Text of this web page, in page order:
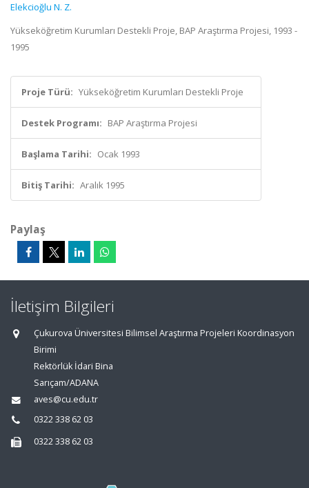
Elekcioğlu N. Z.
Yükseköğretim Kurumları Destekli Proje, BAP Araştırma Projesi, 1993 -
1995
Proje Türü: Yükseköğretim Kurumları Destekli Proje
Destek Programı: BAP Araştırma Projesi
Başlama Tarihi: Ocak 1993
Bitiş Tarihi: Aralık 1995
Paylaş
İletişim Bilgileri
Çukurova Üniversitesi Bilimsel Araştırma Projeleri Koordinasyon
Birimi
Rektörlük İdari Bina
Sarıçam/ADANA
aves@cu.edu.tr
0322 338 62 03
0322 338 62 03